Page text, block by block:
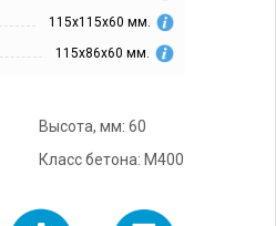
115х115х60 мм.
115х86х60 мм.
Высота, мм: 60
Класс бетона: М400